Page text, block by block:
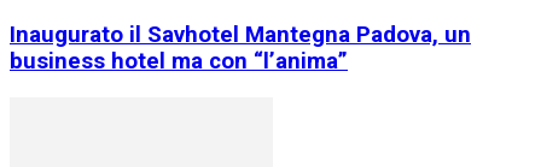
Inaugurato il Savhotel Mantegna Padova, un
business hotel ma con “l’anima”